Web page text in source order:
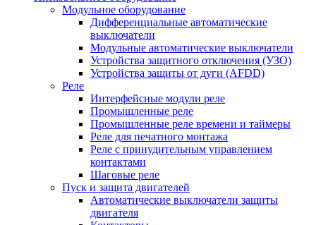
Модульное оборудование
Дифференциальные автоматические
выключатели
Модульные автоматические выключатели
Устройства защитного отключения (УЗО)
Устройства защиты от дуги (AFDD)
Реле
Интерфейсные модули реле
Промышленные реле
Промышленные реле времени и таймеры
Реле для печатного монтажа
Реле с принудительным управлением
контактами
Шаговые реле
Пуск и защита двигателей
Автоматические выключатели защиты
двигателя